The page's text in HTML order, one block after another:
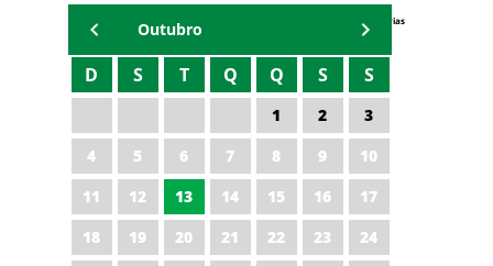
Agenda Secretárias
Outubro
D S T Q Q S S
1 2
3
4
5 6 7 8 9
10
11
12 13 14 15 16
17
18
19 20 21 22 23
24